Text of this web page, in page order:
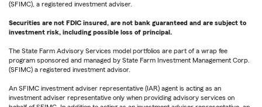
(SFIMC), a registered investment adviser.
Securities are not FDIC insured, are not bank guaranteed and are subject to
investment risk, including possible loss of principal.
The State Farm Advisory Services model portfolios are part of a wrap fee
program sponsored and managed by State Farm Investment Management Corp.
(SFIMC) a registered investment advisor.
An SFIMC investment adviser representative (IAR) agent is acting as an
investment adviser representative only when providing advisory services on